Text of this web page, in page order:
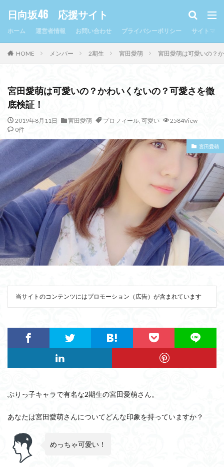
日向坂46 応援サイト
ホーム 運営者情報 お問い合わせ プライバシーポリシー サイトマッ
HOME メンバー 2期生 宮田愛萌 宮田愛萌は可愛いの？
宮田愛萌は可愛いの？かわいくないの？可愛さを徹
底検証！
2019年8月11日 宮田愛萌 プロフィール, 可愛い
2584View
0件
宮田愛萌
当サイトのコンテンツにはプロモーション（広告）が含まれています
ぶりっ子キャラで有名な2期生の宮田愛萌さん。
あなたは宮田愛萌さんについてどんな印象を持っていますか？
めっちゃ可愛い！